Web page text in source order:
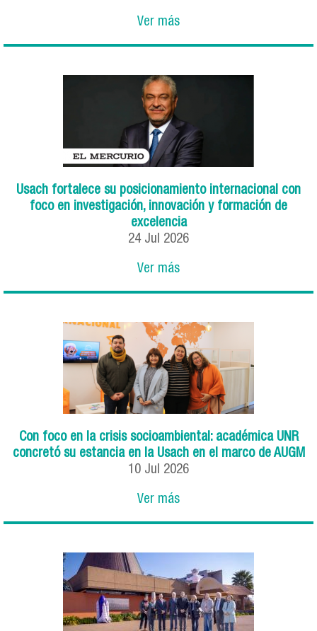
Ver más
Usach fortalece su posicionamiento internacional con
foco en investigación, innovación y formación de
excelencia
24 Jul 2026
Ver más
Con foco en la crisis socioambiental: académica UNR
concretó su estancia en la Usach en el marco de AUGM
10 Jul 2026
Ver más